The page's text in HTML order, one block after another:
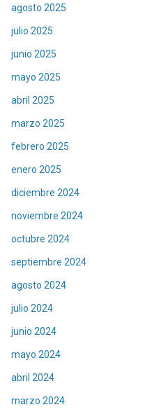
agosto 2025
julio 2025
junio 2025
mayo 2025
abril 2025
marzo 2025
febrero 2025
enero 2025
diciembre 2024
noviembre 2024
octubre 2024
septiembre 2024
agosto 2024
julio 2024
junio 2024
mayo 2024
abril 2024
marzo 2024